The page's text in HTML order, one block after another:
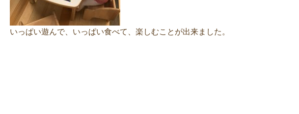
いっぱい遊んで、いっぱい食べて、楽しむことが出来ました。